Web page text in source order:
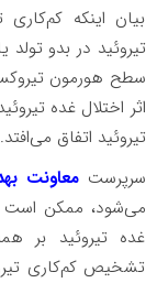
بیان اینکه کم‌کاری
تیروئید در بدو
سطح هورمون
اثر اختلال غده
تیروئید اتفاق می‌افتد.
سرپرست معاونت
می‌شود، ممکن است
غده تیروئید بر
تشخیص کم‌کاری